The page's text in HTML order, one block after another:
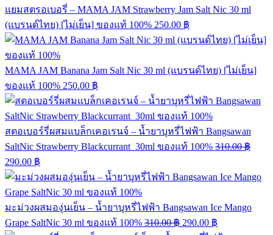
แยมสตรอเบอรี่ – MAMA JAM Strawberry Jam Salt Nic 30 ml
(แบรนด์ไทย) [ไม่เย็น] ของแท้ 100% 250.00 ฿
MAMA JAM Banana Jam Salt Nic 30 ml (แบรนด์ไทย) [ไม่เย็น]
ของแท้ 100% 250.00 ฿
สตอเบอร์รี่ผสมแบล็กเคอเรนจ์ – น้ำยาบุหรี่ไฟฟ้า Bangsawan
SaltNic Strawberry Blackcurrant 30ml ของแท้ 100% 310.00฿
290.00 ฿
มะม่วงผสมองุ่นเย็น – น้ำยาบุหรี่ไฟฟ้า Bangsawan Ice Mango
Grape SaltNic 30 ml ของแท้ 100% 310.00฿ 290.00 ฿